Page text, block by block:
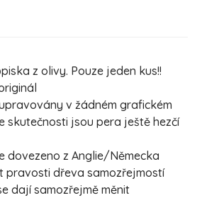
z olivy. Pouze jeden kus!!
v žádném grafickém
skutečnosti jsou pera ještě hezčí
dovezeno z Anglie/Německa
pravosti dřeva samozřejmostí
dají samozřejmě měnit